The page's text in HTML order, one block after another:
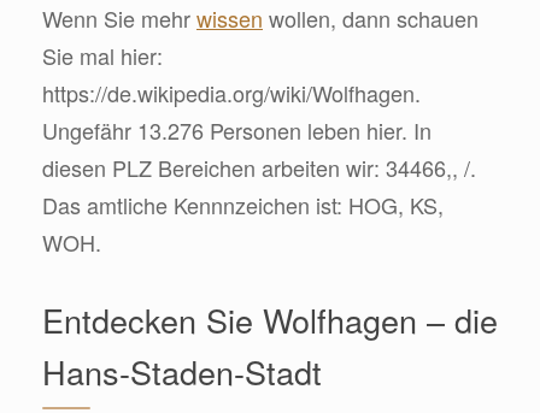
Wenn Sie mehrwissen wollen, dann schauen
Sie mal hier:
https://de.wikipedia.org/wiki/Wolfhagen.
Ungefähr 13.276 Personen leben hier. In
diesen PLZ Bereichen arbeiten wir: 34466,, /.
Das amtliche Kennnzeichen ist: HOG, KS,
WOH.
Entdecken Sie Wolfhagen – die
Hans-Staden-Stadt